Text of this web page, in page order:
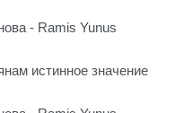
- Ramis Yunus
истинное значение